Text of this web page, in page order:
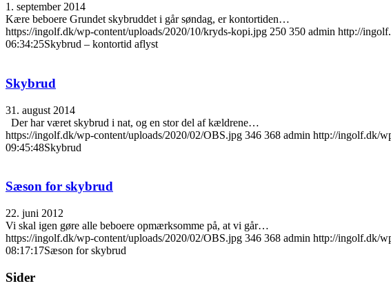
1. september 2014
Kære beboere Grundet skybruddet i går søndag, er kontortiden…
https://ingolf.dk/wp-content/uploads/2020/10/kryds-kopi.jpg 250 350 admin http://
06:34:25Skybrud – kontortid aflyst
Skybrud
31. august 2014
Der har været skybrud i nat, og en stor del af kældrene…
https://ingolf.dk/wp-content/uploads/2020/02/OBS.jpg 346 368 admin http://ingolf.dk/
09:45:48Skybrud
Sæson for skybrud
22. juni 2012
Vi skal igen gøre alle beboere opmærksomme på, at vi går…
https://ingolf.dk/wp-content/uploads/2020/02/OBS.jpg 346 368 admin http://ingolf.dk/
08:17:17Sæson for skybrud
Sider